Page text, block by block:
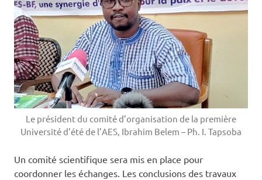
Le président du comité d’organisation de la première
Université d’été de l’AES, Ibrahim Belem – Ph. I. Tapsoba
Un comité scientifique sera mis en place pour
coordonner les échanges. Les conclusions des travaux